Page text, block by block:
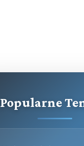
Popularne